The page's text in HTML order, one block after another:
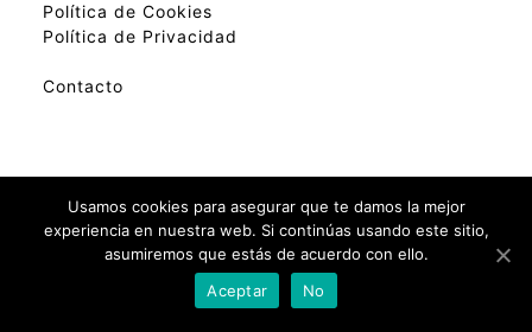
Política de Cookies
Política de Privacidad
Contacto
Usamos cookies para asegurar que te damos la mejor
experiencia en nuestra web. Si continúas usando este sitio,
asumiremos que estás de acuerdo con ello.
Aceptar
No
Check Availability(Disponibilidad)